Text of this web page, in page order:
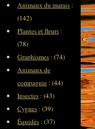
Animaux du marais :
(142)
Plantes et fleurs :
(78)
Graphismes : (74)
Animaux de
compagnie : (44)
Insectes : (43)
Cygnes : (39)
Équidés : (37)